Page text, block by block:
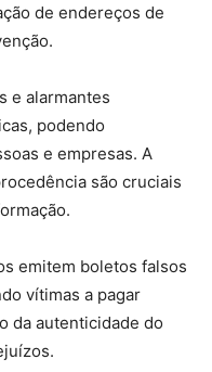
de endereços de
e alarmantes
podendo
e empresas. A
são cruciais
emitem boletos falsos
vítimas a pagar
da autenticidade do